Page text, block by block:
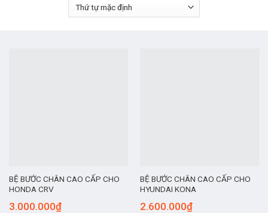
BỆ BƯỚC CHÂN CAO CẤP CHO
HONDA CRV
3.000.000₫
BỆ BƯỚC CHÂN CAO CẤP CHO
HYUNDAI KONA
2.600.000₫